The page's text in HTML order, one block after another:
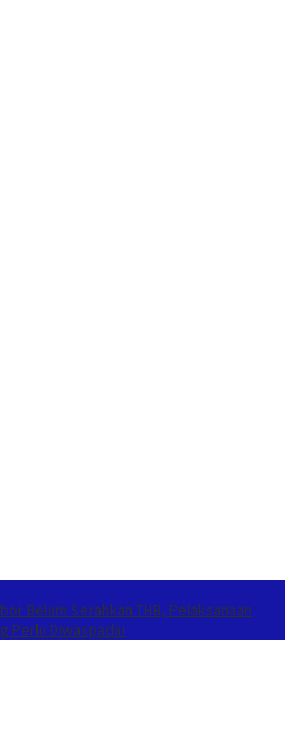
Belum Serahkan THB, Pelaksanaan
Perlu Diwaspadai